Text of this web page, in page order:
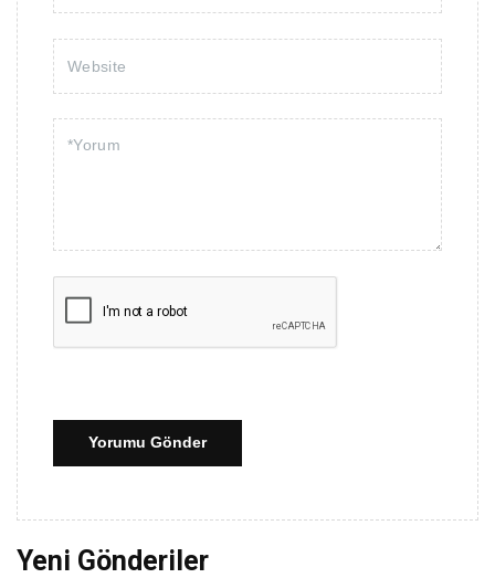
Yorumu Gönder
Yeni Gönderiler